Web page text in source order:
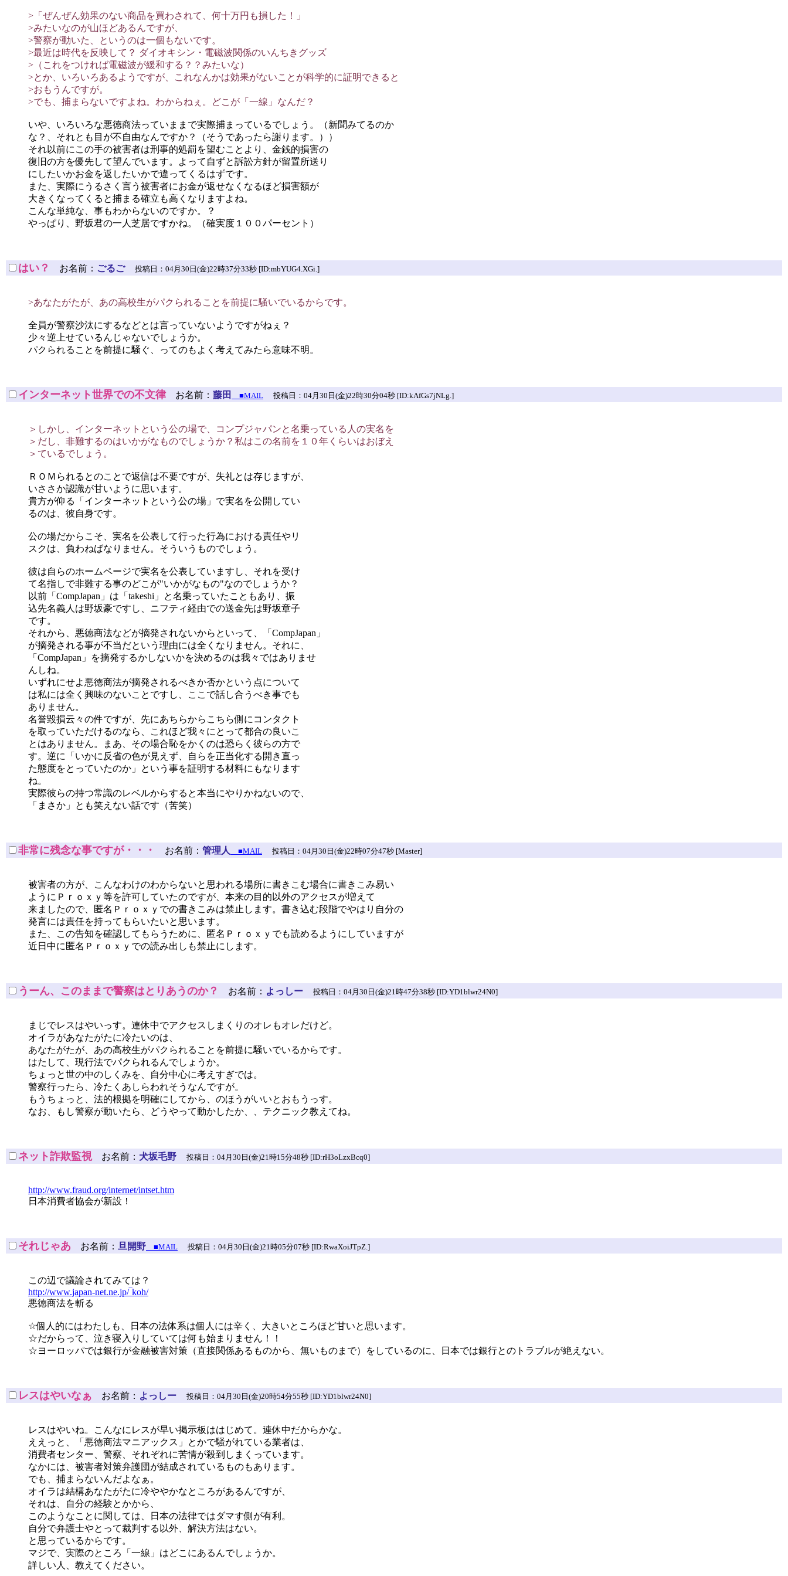
>「ぜんぜん効果のない商品を買わされて、何十万円も損した！」
>みたいなのが山ほどあるんですが、
>警察が動いた、というのは一個もないです。
>最近は時代を反映して？ ダイオキシン・電磁波関係のいんちきグッズ
>（これをつければ電磁波が緩和する？？みたいな）
>とか、いろいろあるようですが、これなんかは効果がないことが科学的に証明できると
>おもうんですが。
>でも、捕まらないですよね。わからねぇ。どこが「一線」なんだ？
いや、いろいろな悪徳商法っていままで実際捕まっているでしょう。（新聞みてるのか
な？、それとも目が不自由なんですか？（そうであったら謝ります。））
それ以前にこの手の被害者は刑事的処罰を望むことより、金銭的損害の
復旧の方を優先して望んでいます。よって自ずと訴訟方針が留置所送り
にしたいかお金を返したいかで違ってくるはずです。
また、実際にうるさく言う被害者にお金が返せなくなるほど損害額が
大きくなってくると捕まる確立も高くなりますよね。
こんな単純な、事もわからないのですか。？
やっぱり、野坂君の一人芝居ですかね。（確実度１００パーセント）
はい？ お名前： ごるご 投稿日：04月30日(金)22時37分33秒 [ID:mbYUG4.XGi.]
>あなたがたが、あの高校生がパクられることを前提に騒いでいるからです。
全員が警察沙汰にするなどとは言っていないようですがねぇ？
少々逆上せているんじゃないでしょうか。
パクられることを前提に騒ぐ、ってのもよく考えてみたら意味不明。
インターネット世界での不文律お名前： 藤田 ■MAIL 投稿日：04月30日(金)22時30分04秒 [ID:kAfGs7jNLg.]
＞しかし、インターネットという公の場で、コンプジャパンと名乗っている人の実名を
＞だし、非難するのはいかがなものでしょうか？私はこの名前を１０年くらいはおぼえ
＞ているでしょう。
ＲＯＭられるとのことで返信は不要ですが、失礼とは存じますが、
いささか認識が甘いように思います。
貴方が仰る「インターネットという公の場」で実名を公開してい
るのは、彼自身です。
公の場だからこそ、実名を公表して行った行為における責任やリ
スクは、負わねばなりません。そういうものでしょう。
彼は自らのホームページで実名を公表していますし、それを受け
て名指しで非難する事のどこが"いかがなもの"なのでしょうか？
以前「CompJapan」は「takeshi」と名乗っていたこともあり、振
込先名義人は野坂豪ですし、ニフティ経由での送金先は野坂章子
です。
それから、悪徳商法などが摘発されないからといって、「CompJapan」
が摘発される事が不当だという理由には全くなりません。それに、
「CompJapan」を摘発するかしないかを決めるのは我々ではありませ
んしね。
いずれにせよ悪徳商法が摘発されるべきか否かという点について
は私には全く興味のないことですし、ここで話し合うべき事でも
ありません。
名誉毀損云々の件ですが、先にあちらからこちら側にコンタクト
を取っていただけるのなら、これほど我々にとって都合の良いこ
とはありません。まあ、その場合恥をかくのは恐らく彼らの方で
す。逆に「いかに反省の色が見えず、自らを正当化する開き直っ
た態度をとっていたのか」という事を証明する材料にもなります
ね。
実際彼らの持つ常識のレベルからすると本当にやりかねないので、
「まさか」とも笑えない話です（苦笑）
非常に残念な事ですが・・・ お名前： 管理人 ■MAIL 投稿日：04月30日(金)22時07分47秒 [Master]
被害者の方が、こんなわけのわからないと思われる場所に書きこむ場合に書きこみ易い
ようにＰｒｏｘｙ等を許可していたのですが、本来の目的以外のアクセスが増えて
来ましたので、匿名Ｐｒｏｘｙでの書きこみは禁止します。書き込む段階でやはり自分の
発言には責任を持ってもらいたいと思います。
また、この告知を確認してもらうために、匿名Ｐｒｏｘｙでも読めるようにしていますが
近日中に匿名Ｐｒｏｘｙでの読み出しも禁止にします。
うーん、このままで警察はとりあうのか？ お名前： よっしー 投稿日：04月30日(金)21時47分38秒 [ID:YD1blwr24N0]
まじでレスはやいっす。連休中でアクセスしまくりのオレもオレだけど。
オイラがあなたがたに冷たいのは、
あなたがたが、あの高校生がパクられることを前提に騒いでいるからです。
はたして、現行法でパクられるんでしょうか。
ちょっと世の中のしくみを、自分中心に考えすぎでは。
警察行ったら、冷たくあしらわれそうなんですが。
もうちょっと、法的根拠を明確にしてから、のほうがいいとおもうっす。
なお、もし警察が動いたら、どうやって動かしたか、、テクニック教えてね。
ネット詐欺監視お名前： 犬坂毛野 投稿日：04月30日(金)21時15分48秒 [ID:rH3oLzxBcq0]
http://www.fraud.org/internet/intset.htm
日本消費者協会が新設！
それじゃあ お名前： 旦開野 ■MAIL 投稿日：04月30日(金)21時05分07秒 [ID:RwaXoiJTpZ.]
この辺で議論されてみては？
http://www.japan-net.ne.jp/‾koh/
悪徳商法を斬る
☆個人的にはわたしも、日本の法体系は個人には辛く、大きいところほど甘いと思います。
☆だからって、泣き寝入りしていては何も始まりません！！
☆ヨーロッパでは銀行が金融被害対策（直接関係あるものから、無いものまで）をしているのに、日本では銀行とのトラブルが絶えない。
レスはやいなぁ お名前： よっしー 投稿日：04月30日(金)20時54分55秒 [ID:YD1blwr24N0]
レスはやいね。こんなにレスが早い掲示板ははじめて。連休中だからかな。
ええっと、「悪徳商法マニアックス」とかで騒がれている業者は、
消費者センター、警察、それぞれに苦情が殺到しまくっています。
なかには、被害者対策弁護団が結成されているものもあります。
でも、捕まらないんだよなぁ。
オイラは結構あなたがたに冷ややかなところがあるんですが、
それは、自分の経験とかから、
このようなことに関しては、日本の法律ではダマす側が有利。
自分で弁護士やとって裁判する以外、解決方法はない。
と思っているからです。
マジで、実際のところ「一線」はどこにあるんでしょうか。
詳しい人、教えてください。